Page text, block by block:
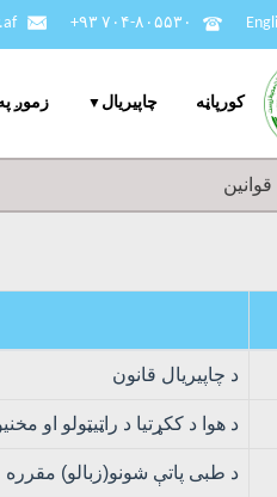
+۹۳ ۷۰۴-۸۰۵۵۳۰
زموږ چاپيریال کورپاڼه
د چاپيریال قانون
د هوا د ککړتیا د راټیټولو او
د طبی پاتې شونو(زبالو) مقرره